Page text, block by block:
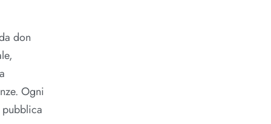
don
Ogni